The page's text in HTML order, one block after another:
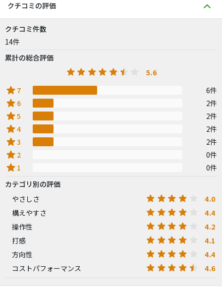
クチコミの評価
クチコミ件数
14件
累計の総合評価
5.6
star 7 6件
star 6 2件
star5 2件
star4 2件
star3 2件
star 2 0件
star 1
0件
カテゴリ別の評価
やさしさ
4.0
構えやすさ 4.4
操作性 4.2
打感 4.1
方向性 4.4
コストパフォーマンス 4.6